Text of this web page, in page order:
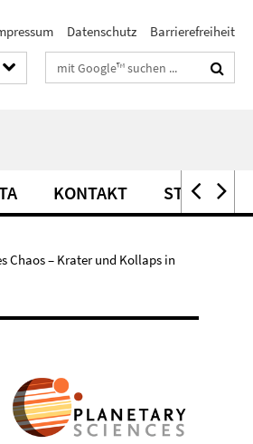
Datenschutz Barrierefreiheit
Suchbegriffe
KONTAKT STELLEN
Chaos – Krater und Kollaps in